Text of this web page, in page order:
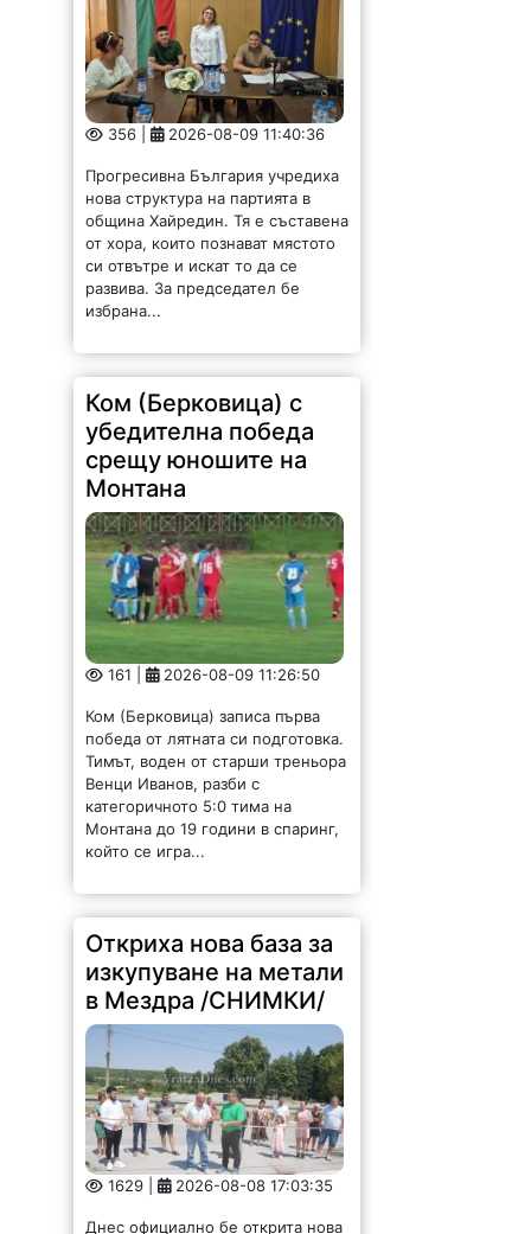
356 | 2026-08-09 11:40:36
нова структура на партията в
община Хайредин. Тя е съставена
от хора, които познават мястото
си отвътре и искат то да се
развива. За председател бе
избрана...
Ком (Берковица) с
убедителна победа
срещу юношите на
Монтана
2026-08-09 11:26:50
победа от лятната си подготовка.
Тимът, воден от старши треньора
Венци Иванов, разби с
категоричното 5:0 тима на
Монтана до 19 години в спаринг,
който се игра...
Откриха нова база за
изкупуване на метали
в Мездра /СНИМКИ/
1629 | 2026-08-08 17:03:35